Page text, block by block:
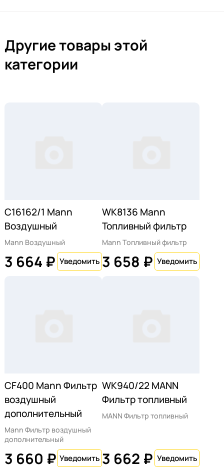
Другие товары этой
категории
C16162/1 Mann
Воздушный
Mann Воздушный
3 664 ₽
WK8136 Mann
Топливный фильтр
Mann Топливный фильтр
3 658 ₽
CF400 Mann Фильтр
воздушный
дополнительный
Mann Фильтр воздушный
дополнительный
3 660 ₽
WK940/22 MANN
Фильтр топливный
MANN Фильтр топливный
3 662 ₽